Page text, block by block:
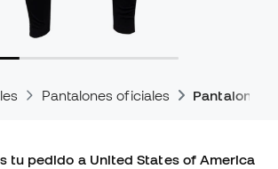
Pantalones oficiales Pantalones
tu pedido a United States of America